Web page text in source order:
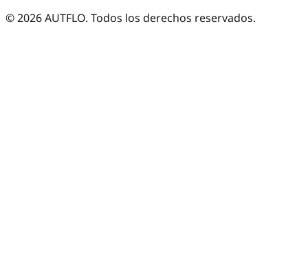
©2026AUTFLO. Todos los derechos reservados.